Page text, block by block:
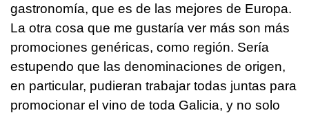
gastronomía, que es de las mejores de Europa.
La otra cosa que me gustaría ver más son más
promociones genéricas, como región. Sería
estupendo que las denominaciones de origen,
en particular, pudieran trabajar todas juntas para
promocionar el vino de toda Galicia, y no solo